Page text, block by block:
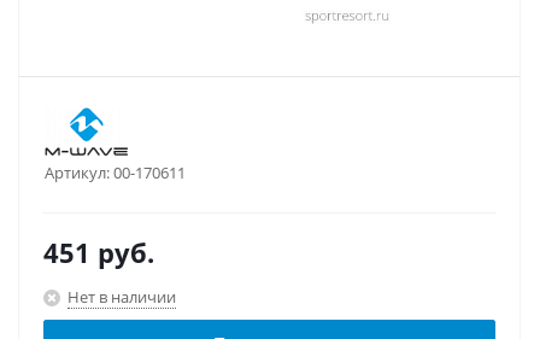
Артикул:00-170611
451 руб.
Нет в наличии